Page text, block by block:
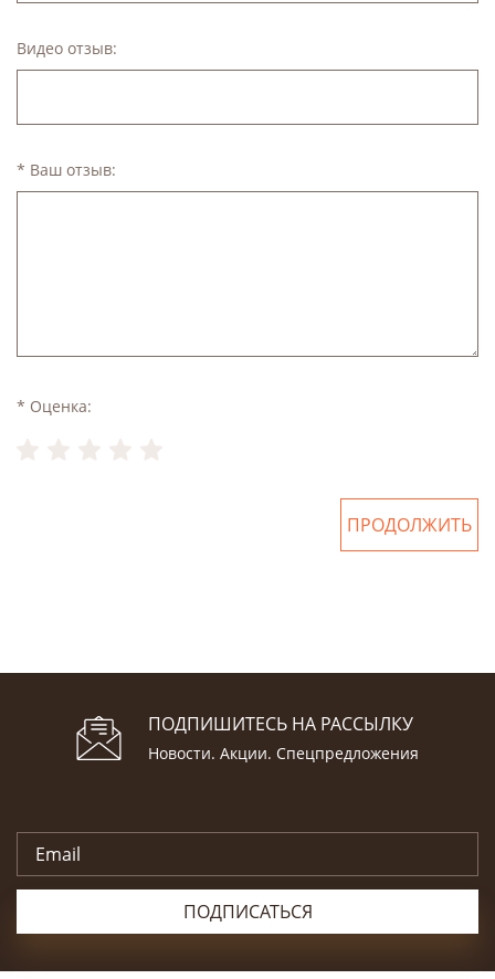
Видео отзыв:
* Ваш отзыв:
* Оценка:
ПРОДОЛЖИТЬ
ПОДПИШИТЕСЬ НА РАССЫЛКУ
Новости. Акции. Спецпредложения
ПОДПИСАТЬСЯ